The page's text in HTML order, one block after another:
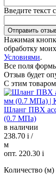
Введите текст
Нажимая
обработку
Условиями.
Все поля
Отзыв будет
С этим
Шланг ПВХ
(0.7 МПа)
в наличии
238.70 i /
м
опт. 220.30 i
Количество (м)